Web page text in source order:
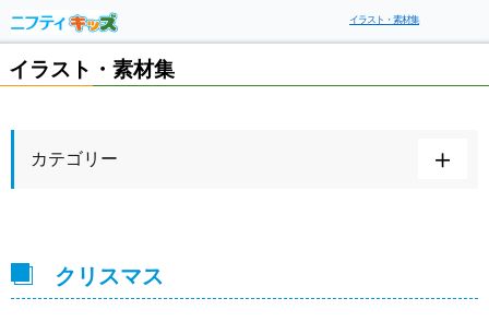
イラスト・素材集
イラスト・素材集
カテゴリー
クリスマス